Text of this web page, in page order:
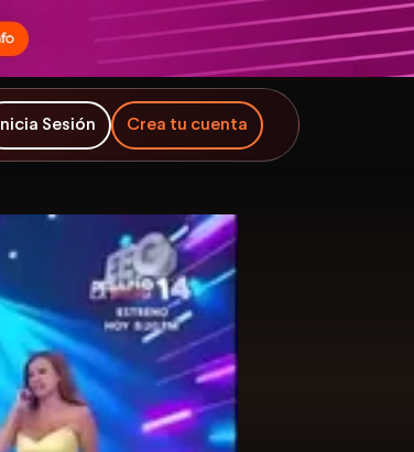
Inicia Sesión Crea tu cuenta